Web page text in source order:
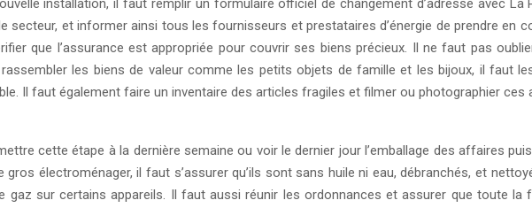
installation, il faut remplir un formulaire officiel de changement d’adresse avec
secteur, et informer ainsi tous les fournisseurs et prestataires d’énergie de prendre en
que l’assurance est appropriée pour couvrir ses biens précieux. Il ne faut pas
les biens de valeur comme les petits objets de famille et les bijoux, il faut
Il faut également faire un inventaire des articles fragiles et filmer ou photographier
cette étape à la dernière semaine ou voir le dernier jour l’emballage des affaires
électroménager, il faut s’assurer qu’ils sont sans huile ni eau, débranchés, et
gaz sur certains appareils. Il faut aussi réunir les ordonnances et assurer que toute